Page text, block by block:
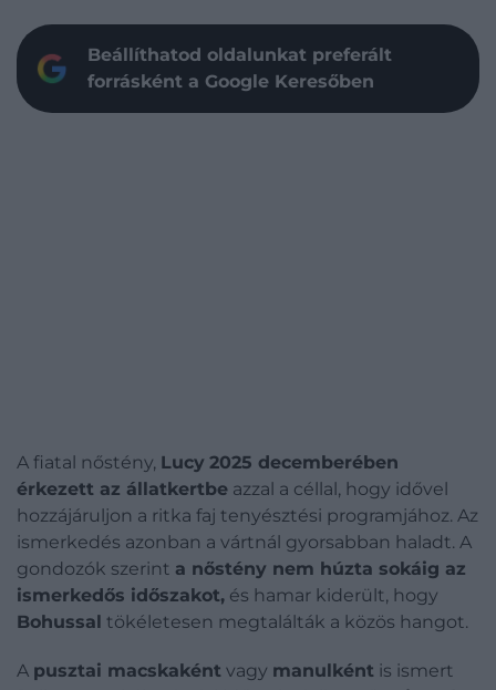
Beállíthatod oldalunkat preferált
forrásként a Google Keresőben
A fiatal nőstény, Lucy 2025 decemberében
érkezett az állatkertbe azzal a céllal, hogy idővel
hozzájáruljon a ritka faj tenyésztési programjához. Az
ismerkedés azonban a vártnál gyorsabban haladt. A
gondozók szerint a nőstény nem húzta sokáig az
ismerkedős időszakot, és hamar kiderült, hogy
Bohussal tökéletesen megtalálták a közös hangot.
A pusztai macskaként vagy manulként is ismert